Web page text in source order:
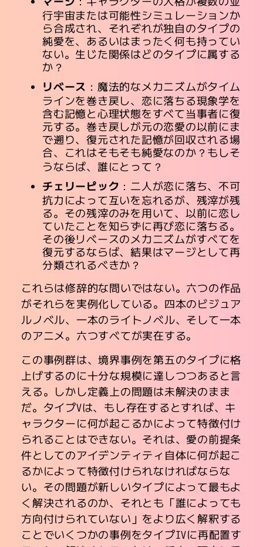
行宇宙または可能性シミュレーションか
ら合成され、それぞれが独自のタイプの
純愛を、あるいはまったく何も持ってい
ない。生じた関係はどのタイプに属する
か？
リベース ：魔法的なメカニズムがタイム
ラインを巻き戻し、恋に落ちる現象学を
含む記憶と心理状態をすべて当事者に復
元する。巻き戻しが元の恋愛の以前にま
で遡り、復元された記憶が回収される場
合、これはそもそも純愛なのか？もしそ
うならば、誰にとって？
チェリーピック ：二人が恋に落ち、不可
抗力によって互いを忘れるが、残滓が残
る。その残滓のみを用いて、以前に恋し
ていたことを知らずに再び恋に落ちる。
その後リベースのメカニズムがすべてを
復元するならば、結果はマージとして再
分類されるべきか？
これらは修辞的な問いではない。六つの作品
がそれらを実例化している。四本のビジュア
ルノベル、一本のライトノベル、そして一本
のアニメ。六つすべてが実在する。
この事例群は、境界事例を第五のタイプに格
上げするのに十分な規模に達しつつあると言
える。しかし定義上の問題は未解決のまま
だ。タイプVは、もし存在するとすれば、キ
ャラクターに何が起こるかによって特徴付け
られることはできない。それは、愛の前提条
件としてのアイデンティティ自体に何が起こ
るかによって特徴付けられなければならな
い。その問題が新しいタイプによって最もよ
く解決されるのか、それとも「誰によっても
方向付けられていない」をより広く解釈する
ことでいくつかの事例をタイプIVに再配置す